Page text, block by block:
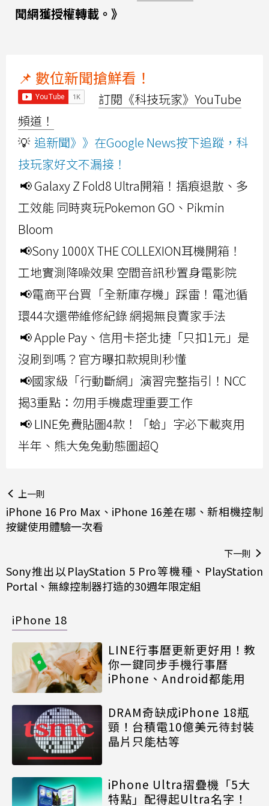
聞網獲授權轉載。》
📌 數位新聞搶鮮看！
訂閱《科技玩家》YouTube
頻道！
💡 追新聞》》在Google News按下追蹤，科
技玩家好文不漏接！
📢 Galaxy Z Fold8 Ultra開箱！摺痕退散、多
工效能 同時爽玩Pokemon GO、Pikmin
Bloom
📢Sony 1000X THE COLLEXION耳機開箱！
工地實測降噪效果 空間音訊秒置身電影院
📢電商平台買「全新庫存機」踩雷！電池循
環44次還帶維修紀錄 網揭無良賣家手法
📢 Apple Pay、信用卡搭北捷「只扣1元」是
沒刷到嗎？官方曝扣款規則秒懂
📢國家級「行動斷網」演習完整指引！NCC
揭3重點：勿用手機處理重要工作
📢 LINE免費貼圖4款！「蛤」字必下載爽用
半年、熊大兔兔動態圖超Q
上一則
iPhone 16 Pro Max、iPhone 16差在哪、新相機控制
按鍵使用體驗一次看
下一則
Sony推出以PlayStation 5 Pro等機種、PlayStation
Portal、無線控制器打造的30週年限定組
iPhone 18
LINE行事曆更新更好用！教
你一鍵同步手機行事曆
iPhone、Android都能用
DRAM奇缺成iPhone 18瓶
頸！台積電10億美元待封裝
晶片只能枯等
iPhone Ultra摺疊機「5大
特點」配得起Ultra名字！